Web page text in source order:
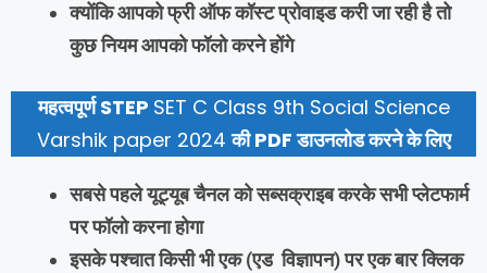
क्योंकि आपको फ्री ऑफ कॉस्ट प्रोवाइड करी जा रही है तो
कुछ नियम आपको फॉलो करने होंगे
महत्वपूर्ण STEP SET C Class 9th Social Science
Varshik paper 2024की PDF डाउनलोड करने के लिए
सबसे पहले यूट्यूब चैनल को सब्सक्राइब करके सभी प्लेटफार्म
पर फॉलो करना होगा
इसके पश्चात किसी भी एक (एड विज्ञापन) पर एक बार क्लिक